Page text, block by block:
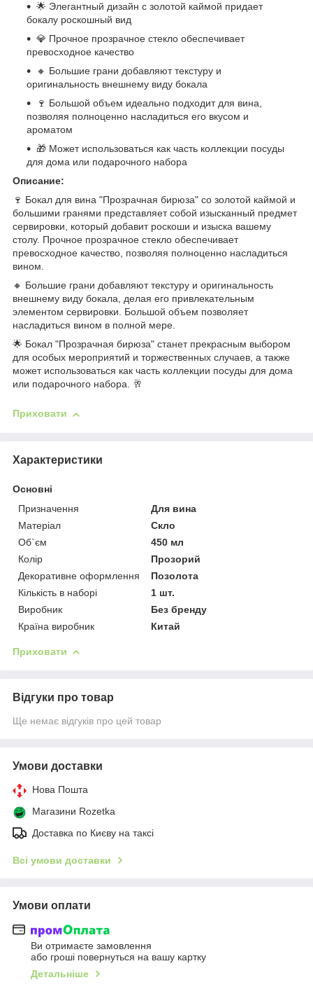
🌟 Элегантный дизайн с золотой каймой придает
бокалу роскошный вид
💎 Прочное прозрачное стекло обеспечивает
превосходное качество
🔸 Большие грани добавляют текстуру и
оригинальность внешнему виду бокала
🍷 Большой объем идеально подходит для вина,
позволяя полноценно насладиться его вкусом и
ароматом
🎁 Может использоваться как часть коллекции посуды
для дома или подарочного набора
Описание:
🍷 Бокал для вина "Прозрачная бирюза" со золотой каймой и
большими гранями представляет собой изысканный предмет
сервировки, который добавит роскоши и изыска вашему
столу. Прочное прозрачное стекло обеспечивает
превосходное качество, позволяя полноценно насладиться
вином.
🔸 Большие грани добавляют текстуру и оригинальность
внешнему виду бокала, делая его привлекательным
элементом сервировки. Большой объем позволяет
насладиться вином в полной мере.
🌟 Бокал "Прозрачная бирюза" станет прекрасным выбором
для особых мероприятий и торжественных случаев, а также
может использоваться как часть коллекции посуды для дома
или подарочного набора. 🥂
Приховати
Характеристики
Основні
Призначення
Для вина
Матеріал
Скло
Об`єм
450 мл
Колір
Прозорий
Декоративне оформлення
Позолота
Кількість в наборі
1 шт.
Виробник
Без бренду
Країна виробник
Китай
Приховати
Відгуки про товар
Ще немає відгуків про цей товар
Умови доставки
Нова Пошта
Магазини Rozetka
Доставка по Києву на таксі
Всі умови доставки
Умови оплати
Ви отримаєте замовлення
або гроші повернуться на вашу картку
Детальніше